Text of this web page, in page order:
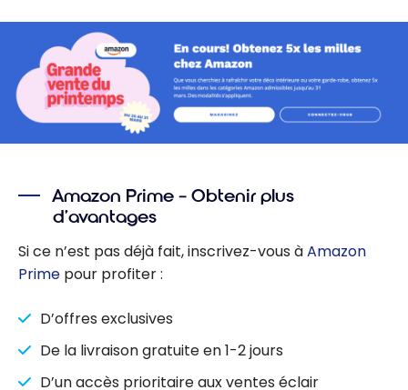
Amazon Prime – Obtenir plus
d’avantages
Si ce n’est pas déjà fait, inscrivez-vous àAmazon
Prime pour profiter :
D’offres exclusives
De la livraison gratuite en 1-2 jours
D’un accès prioritaire aux ventes éclair